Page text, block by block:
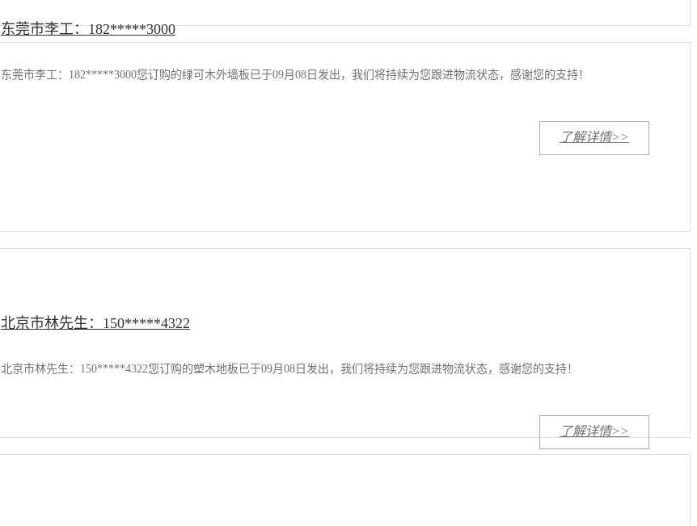
东莞市李工：182*****3000
东莞市李工：182*****3000您订购的绿可木外墙板已于09月08日发出，我们将持续为您跟进物流状态，感谢您的支持！
了解详情>>
北京市林先生：150*****4322
北京市林先生：150*****4322您订购的塑木地板已于09月08日发出，我们将持续为您跟进物流状态，感谢您的支持！
了解详情>>